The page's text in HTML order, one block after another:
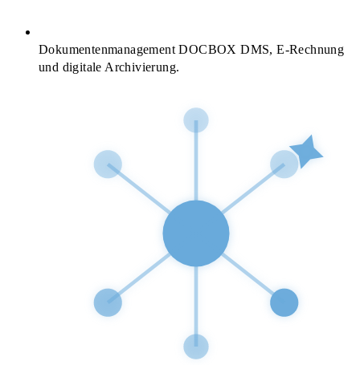
DokumentenmanagementDOCBOX DMS, E-Rechnung
und digitale Archivierung.